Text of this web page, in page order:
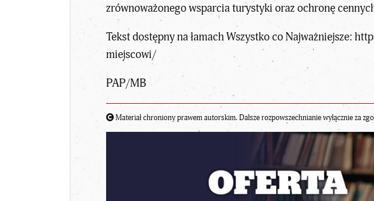
zrównoważonego wsparcia turystyki oraz ochronę
Tekst dostępny na łamach Wszystko co Najważniejsze:
miejscowi/
PAP/MB
Materiał chroniony prawem autorskim. Dalsze rozpowszechnianie wyłącznie za